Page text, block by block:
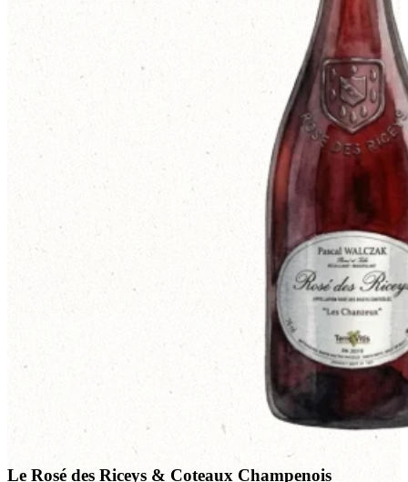
Le Rosé des Riceys & Coteaux Champenois